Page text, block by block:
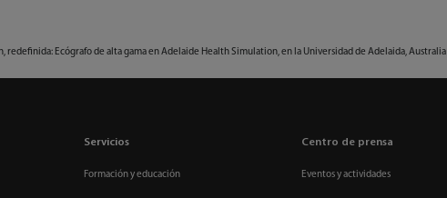
redefinida: Ecógrafo de alta gama en Adelaide Health Simulation, en la Universidad de Adelaida, Australia
Servicios
Formación y educación
Centro de prensa
Eventos y actividades